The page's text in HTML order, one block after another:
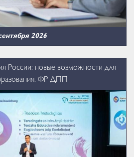
2026
России: новые возможности для
ФР ДПП